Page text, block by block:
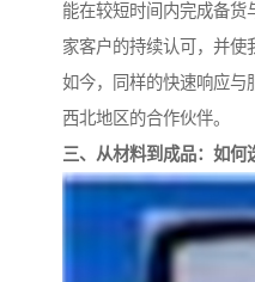
能在较短时间内完成备货
家客户的持续认可，并使
如今，同样的快速响应与
西北地区的合作伙伴。
三、从材料到成品：如何